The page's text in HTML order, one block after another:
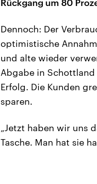
Rückgang um 80
Dennoch: Der
optimistische
und alte wieder
Abgabe in
Erfolg. Die Kunden
sparen.
„Jetzt haben wir uns
Tasche. Man hat sie